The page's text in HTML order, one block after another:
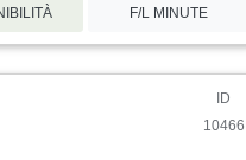
F/L MINUTE
ID
10466